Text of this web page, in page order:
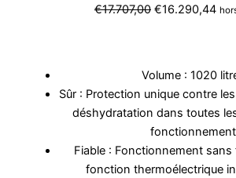
€17.707,00 Le
€17.707,00.
€16.290,44Le
Volume : 1020
Sûr : Protection unique contre
déshydratation dans toutes
fonctionnement
Fiable : Fonctionnement sans
fonction thermoélectrique